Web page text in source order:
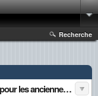
Recherche
Le module Cartes va cesser de fonctionner pour les anciennes versions de Lightroom